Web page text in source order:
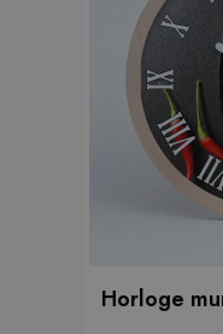
Horloge